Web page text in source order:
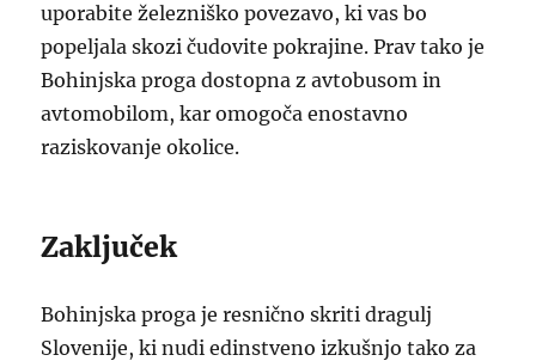
uporabite železniško povezavo, ki vas bo
popeljala skozi čudovite pokrajine. Prav tako je
Bohinjska proga dostopna z avtobusom in
avtomobilom, kar omogoča enostavno
raziskovanje okolice.
Zaključek
Bohinjska proga je resnično skriti dragulj
Slovenije, ki nudi edinstveno izkušnjo tako za